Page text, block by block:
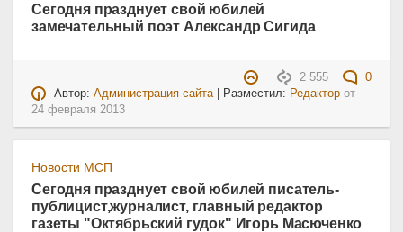
Сегодня празднует свой юбилей
замечательный поэт Александр Сигида
2 555
0
Автор:Администрация сайта| Разместил: Редактор от
24 февраля 2013
Новости МСП
Сегодня празднует свой юбилей писатель-
публицист,журналист, главный редактор
газеты "Октябрьский гудок" Игорь Масюченко